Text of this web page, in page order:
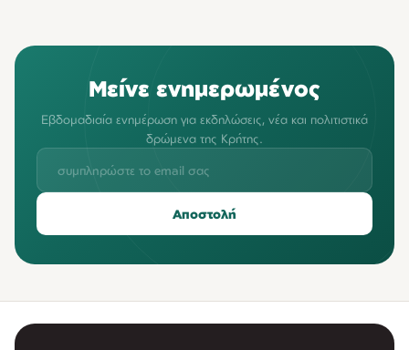
Μείνε ενημερωμένος
Εβδομαδιαία ενημέρωση για εκδηλώσεις, νέα και πολιτιστικά
δρώμενα της Κρήτης.
Αποστολή